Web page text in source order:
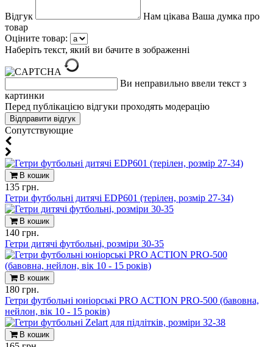
Відгук
Нам цікава Ваша думка про
товар
Оціните товар:
Наберіть текст, який ви бачите в зображенні
Ви неправильно ввели текст з
картинки
Перед публікацією відгуки проходять модерацію
Cопутствующие
В кошик
135 грн.
Гетри футбольні дитячі EDP601 (терілен, розмір 27-34)
В кошик
140 грн.
Гетри дитячі футбольні, розміри 30-35
В кошик
180 грн.
Гетри футбольні юніорські PRO ACTION PRO-500 (бавовна,
нейлон, вік 10 - 15 років)
В кошик